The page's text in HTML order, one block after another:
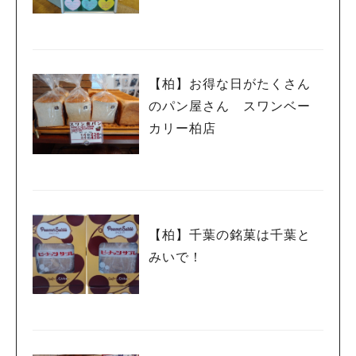
【柏】お得な日がたくさん
のパン屋さん スワンベー
カリー柏店
【柏】千葉の銘菓は千葉と
みいで！